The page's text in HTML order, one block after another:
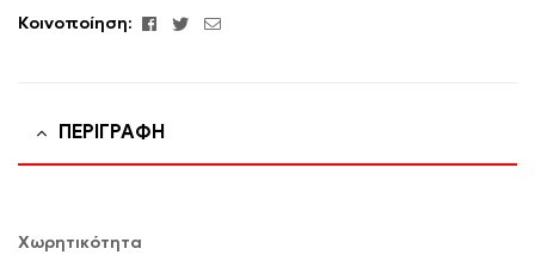
Κοινοποίηση:
Facebook
TwitterEmail
ΠΕΡΙΓΡΑΦΉ
Χωρητικότητα